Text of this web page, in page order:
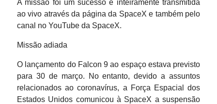
A missão foi um sucesso e inteiramente transmitida
ao vivo através da página da SpaceX e também pelo
canal no YouTube da SpaceX.
Missão adiada
O lançamento do Falcon 9 ao espaço estava previsto
para 30 de março. No entanto, devido a assuntos
relacionados ao coronavírus, a Força Espacial dos
Estados Unidos comunicou à SpaceX a suspensão